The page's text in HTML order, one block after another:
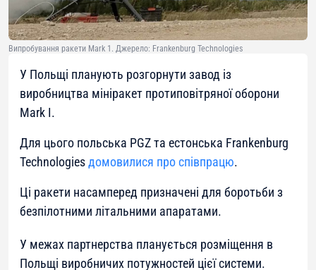
Випробування ракети Mark 1. Джерело: Frankenburg Technologies
У Польщі планують розгорнути завод із
виробництва мініракет протиповітряної оборони
Mark I.
Для цього польська PGZ та естонська Frankenburg
Technologiesдомовилися про співпрацю.
Ці ракети насамперед призначені для боротьби з
безпілотними літальними апаратами.
У межах партнерства планується розміщення в
Польщі виробничих потужностей цієї системи.